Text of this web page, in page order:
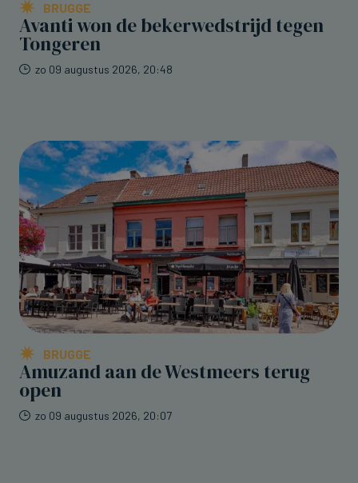
BRUGGE
Avanti won de bekerwedstrijd tegen
Tongeren
zo 09 augustus 2026, 20:48
BRUGGE
Amuzand aan de Westmeers terug
open
zo 09 augustus 2026, 20:07